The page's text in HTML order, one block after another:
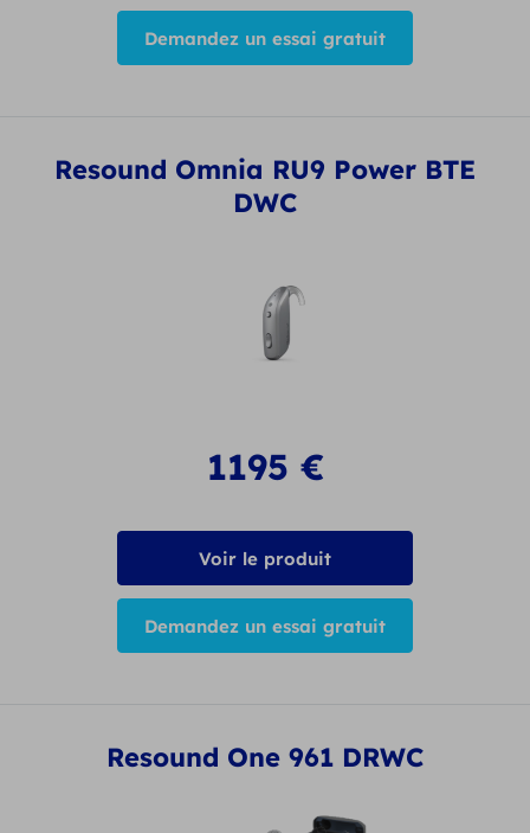
Demandez un essai gratuit
Resound Omnia RU9 Power BTE
DWC
1195 €
Voir le produit
Demandez un essai gratuit
Resound One 961 DRWC